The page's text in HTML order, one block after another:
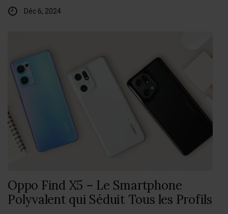
Déc 6, 2024
Oppo Find X5 – Le Smartphone
Polyvalent qui Séduit Tous les Profils